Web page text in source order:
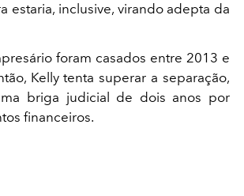
estaria, inclusive, virando adepta da
foram casados entre 2013 e
Kelly tenta superar a separação,
briga judicial de dois anos por
financeiros.